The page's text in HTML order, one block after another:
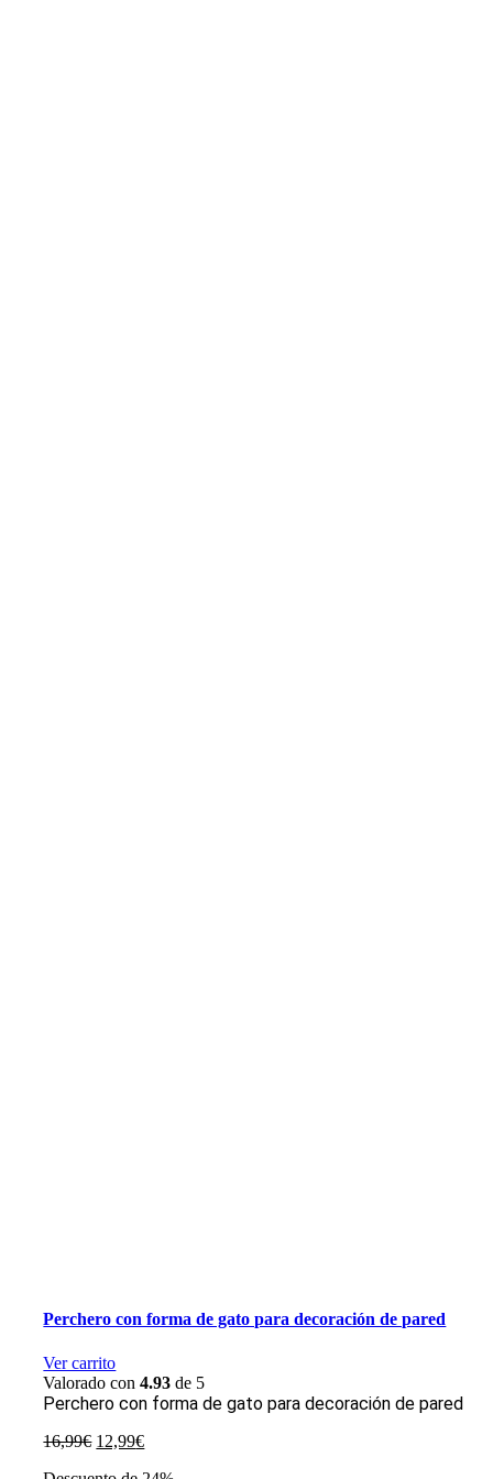
Perchero con forma de gato para decoración de pared
Ver carrito
Valorado con4.93 de 5
Perchero con forma de gato para decoración de pared
16,99€ El
12,99€El